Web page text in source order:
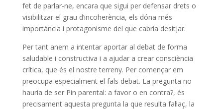
fet de parlar-ne, encara que sigui per defensar drets o
visibilitzar el grau d’incoherència, els dóna més
importància i protagonisme del que cabria desitjar.
Per tant anem a intentar aportar al debat de forma
saludable i constructiva i a ajudar a crear consciència
crítica, que és el nostre terreny. Per començar em
preocupa especialment el fals debat. La pregunta no
hauria de ser Pin parental: a favor o en contra?, és
precisament aquesta pregunta la que resulta fal·laç, la